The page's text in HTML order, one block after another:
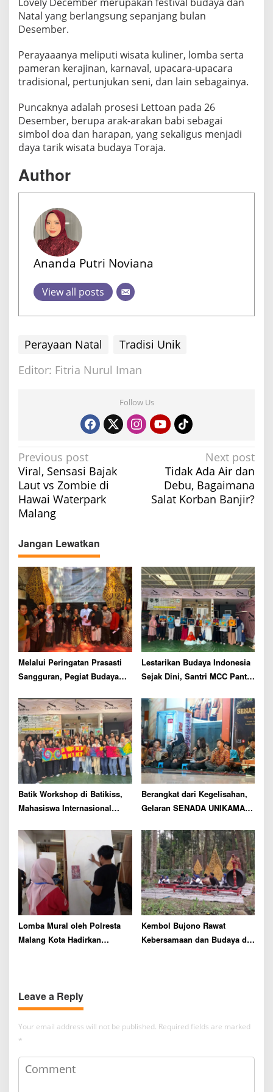
Lovely December merupakan festival budaya dan
Natal yang berlangsung sepanjang bulan
Desember.
Perayaaanya meliputi wisata kuliner, lomba serta
pameran kerajinan, karnaval, upacara-upacara
tradisional, pertunjukan seni, dan lain sebagainya.
Puncaknya adalah prosesi Lettoan pada 26
Desember, berupa arak-arakan babi sebagai
simbol doa dan harapan, yang sekaligus menjadi
daya tarik wisata budaya Toraja.
Author
Ananda Putri Noviana
View all posts
Perayaan Natal
Tradisi Unik
Editor: Fitria Nurul Iman
Follow Us
P
o
s
t
a
v
i
g
a
t
i
o
n
Previous post
Viral, Sensasi Bajak
Laut vs Zombie di
Hawai Waterpark
Malang
Next post
Tidak Ada Air dan
Debu, Bagaimana
Salat Korban Banjir?
Jangan Lewatkan
Melalui Peringatan Prasasti
Sangguran, Pegiat Budaya
Semangat Nguri-uri Warisan
Leluhur
Lestarikan Budaya Indonesia
Sejak Dini, Santri MCC Panti
Pelatihan Membatik di
Batikiss
Batik Workshop di Batikiss,
Mahasiswa Internasional
Diplomasi Budaya Indonesia
Berangkat dari Kegelisahan,
Gelaran SENADA UNIKAMA
Budaya Gen-Z
Lomba Mural oleh Polresta
Malang Kota Hadirkan
Kembol Bujono Rawat
Kebersamaan dan Budaya di
Leave a Reply
Your email address will not be published. Required fields are marked
*